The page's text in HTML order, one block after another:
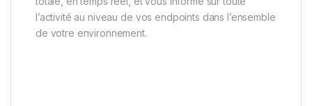
l’activité au niveau de vos endpoints dans l’ensemble
de votre environnement.